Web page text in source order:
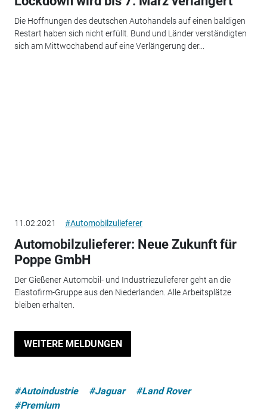
Die Hoffnungen des deutschen Autohandels auf einen baldigen
Restart haben sich nicht erfüllt. Bund und Länder verständigten
sich am Mittwochabend auf eine Verlängerung der...
11.02.2021 #Automobilzulieferer
Automobilzulieferer: Neue Zukunft für
Poppe GmbH
Der Gießener Automobil- und Industriezulieferer geht an die
Elastofirm-Gruppe aus den Niederlanden. Alle Arbeitsplätze
bleiben erhalten.
WEITERE MELDUNGEN
#Autoindustrie #Jaguar
#Land Rover
#Premium